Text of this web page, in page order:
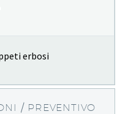
erbosi
/ PREVENTIVO